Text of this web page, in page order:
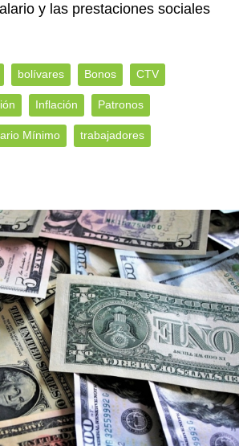
y las prestaciones sociales
bolívares Bonos CTV
Inflación Patronos
Mínimo trabajadores